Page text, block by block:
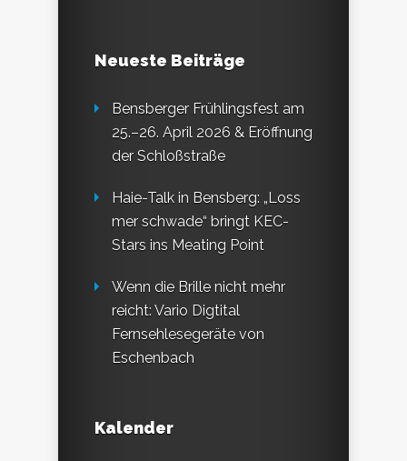
Neueste Beiträge
Bensberger Frühlingsfest am
25.–26. April 2026 & Eröffnung
der Schloßstraße
Haie-Talk in Bensberg: „Loss
mer schwade“ bringt KEC-
Stars ins Meating Point
Wenn die Brille nicht mehr
reicht: Vario Digtital
Fernsehlesegeräte von
Eschenbach
Kalender